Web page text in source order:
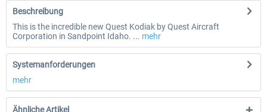
Beschreibung
This is the incredible new Quest Kodiak by Quest Aircraft
Corporation in Sandpoint Idaho. ... mehr
Systemanforderungen
mehr
Ähnliche Artikel